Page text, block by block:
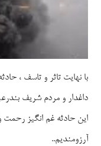
با نهایت تاثر و تاسف ،
داغدار و مردم شریف
این حادثه غم انگیز
آرزومندیم..